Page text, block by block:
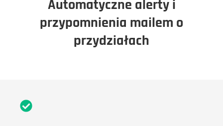
Automatyczne alerty i
przypomnienia mailem o
przydziałach